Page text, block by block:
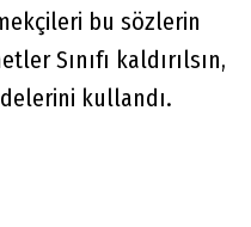
bu sözlerin
Sınıfı kaldırılsın,
kullandı.